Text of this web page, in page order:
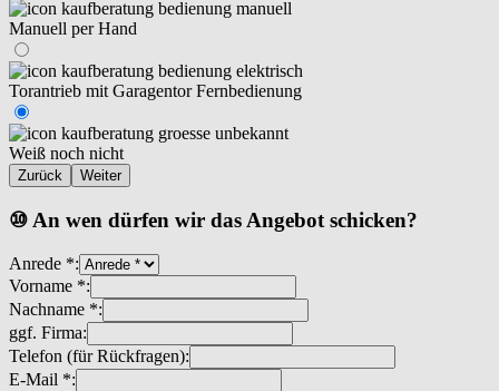
Manuell per Hand
Torantrieb mit Garagentor Fernbedienung
Weiß noch nicht
Zurück Weiter
⑩ An wen dürfen wir das Angebot schicken?
Anrede *:
Vorname *:
Nachname *:
ggf. Firma:
Telefon (für Rückfragen):
E-Mail *: